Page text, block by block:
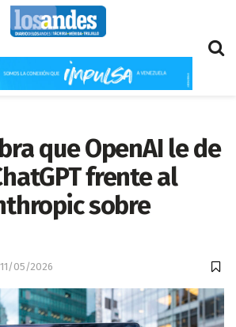
que OpenAI le de
frente al
sobre
11/05/2026